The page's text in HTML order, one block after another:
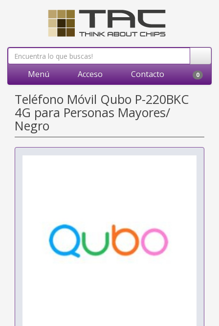
Menú Acceso Contacto 0
Teléfono Móvil Qubo P-220BKC
4G para Personas Mayores/
Negro